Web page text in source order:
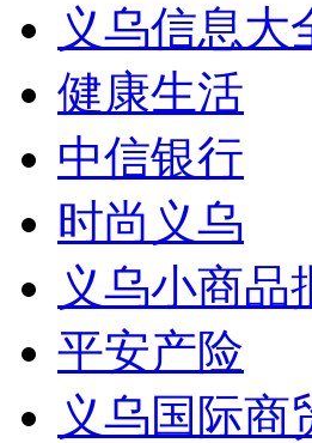
义乌信息大
健康生活
中信银行
时尚义乌
义乌小商品
平安产险
义乌国际商